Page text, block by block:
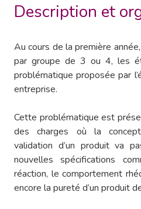
Description et
Au cours de la première
par groupe de 3 ou 4, les
problématique proposée par
entreprise.
Cette problématique est
des charges où la
validation d’un produit va
nouvelles spécifications
réaction, le comportement
encore la pureté d’un produit